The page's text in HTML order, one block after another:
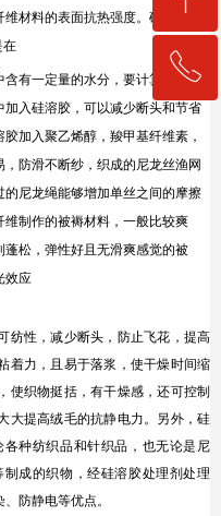
材料的表面抗热强度。硅溶胶的
在
有一定量的水分，要计算到上机
入硅溶胶，可以减少断头和节省
加入聚乙烯醇，羧甲基纤维素，
防滑不断纱，织成的尼龙丝渔网
尼龙绳能够增加单丝之间的摩擦
制作的被褥材料，一般比较爽
松，弹性好且无滑爽感觉的被
效应
纺性，减少断头，防止飞花，提高
着力，且易于落浆，使干燥时间缩
使织物挺括，有干燥感，还可控制
大提高绒毛的抗静电力。另外，硅
种纺织品和针织品，也无论是尼
成的织物，经硅溶胶处理剂处理
防静电等优点。
回到顶部
ꂅ
13144222660